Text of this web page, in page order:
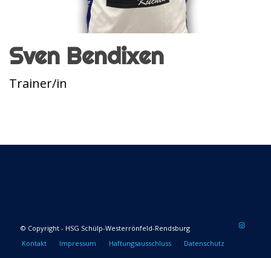
Sven Bendixen
Trainer/in
© Copyright - HSG Schülp-Westerrönfeld-Rendsburg
Kontakt
Impressum Haftungsausschluss Datenschutz